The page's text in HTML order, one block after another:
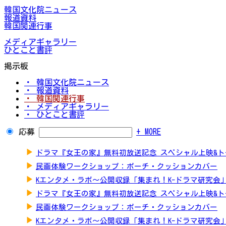
韓国文化院ニュース
報道資料
韓国関連行事
メディアギャラリー
ひとこと書評
掲示板
・ 韓国文化院ニュース
・ 報道資料
・ 韓国関連行事
・ メディアギャラリー
・ ひとこと書評
応募 + MORE
▶ ドラマ『女王の家』無料初放送記念 スペシャル上映&
▶ 民画体験ワークショップ：ポーチ・クッションカバー
▶ Kエンタメ・ラボ～公開収録「集まれ！K-ドラマ研究会」
▶ ドラマ『女王の家』無料初放送記念 スペシャル上映&
▶ 民画体験ワークショップ：ポーチ・クッションカバー
▶ Kエンタメ・ラボ～公開収録「集まれ！K-ドラマ研究会」